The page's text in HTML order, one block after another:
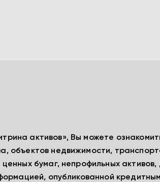
активов», Вы можете
объектов недвижимости,
бумаг, непрофильных
опубликованной